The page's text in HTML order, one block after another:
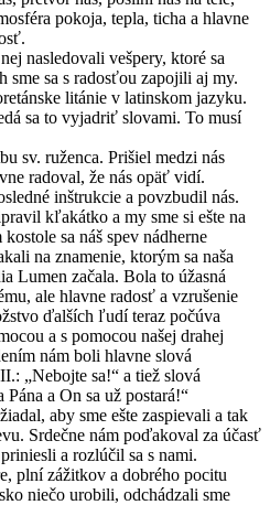
pokoja, tepla, ticha a hlavne
nasledovali vešpery, ktoré sa
sa s radosťou zapojili aj my.
litánie v latinskom jazyku.
sa to vyjadriť slovami. To musí
sv. ruženca. Prišiel medzi nás
radoval, že nás opäť vidí.
inštrukcie a povzbudil nás.
kľakátko a my sme si ešte na
sa náš spev nádherne
na znamenie, ktorým sa naša
Lumen začala. Bola to úžasná
ale hlavne radosť a vzrušenie
ďalších ľudí teraz počúva
a s pomocou našej drahej
nám boli hlavne slová
„Nebojte sa!“ a tiež slová
a On sa už postará!“
aby sme ešte zaspievali a tak
Srdečne nám poďakoval za účasť
a rozlúčil sa s nami.
plní zážitkov a dobrého pocitu
niečo urobili, odchádzali sme